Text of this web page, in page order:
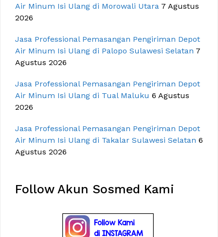
Air Minum Isi Ulang di Morowali Utara 7 Agustus
2026
Jasa Professional Pemasangan Pengiriman Depot
Air Minum Isi Ulang di Palopo Sulawesi Selatan 7
Agustus 2026
Jasa Professional Pemasangan Pengiriman Depot
Air Minum Isi Ulang di Tual Maluku 6 Agustus
2026
Jasa Professional Pemasangan Pengiriman Depot
Air Minum Isi Ulang di Takalar Sulawesi Selatan 6
Agustus 2026
Follow Akun Sosmed Kami